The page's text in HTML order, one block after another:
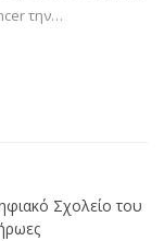
την…
Σχολείο του